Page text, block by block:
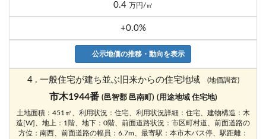
0.4 万円/㎡
+0.0%
公示地価の推移・動向を表示
4 . 一般住宅が建ち並ぶ旧来からの住宅地域 (地価調査)
市木1944番 (邑智郡 邑南町) (用途地域 住宅地)
土地面積：451㎡、利用状況：住宅、利用状況詳細：住宅、建物構造：木
造[W]、地上：1階、地下：0階、前面道路状況：市区町村道、前面道路の
方位：南西、前面道路の幅員：6.7m、最寄駅：本市木バス停、駅距離：